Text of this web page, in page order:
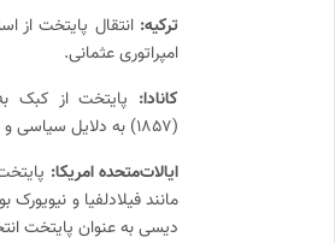
ترکیه:انتقال پایتخت از
امپراتوری عثمانی.
کانادا: پایتخت از کبک
(۱۸۵۷) به دلایل سیاسی و جغرافیایی.
ایالات‌متحده امریکا:
مانند فیلادلفیا و نیویورک
دیسی به عنوان پایتخت